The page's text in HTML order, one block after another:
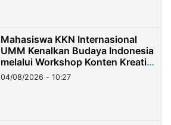
Mahasiswa KKN Internasional
UMM Kenalkan Budaya Indonesia
melalui Workshop Konten Kreatif
di Taiwan
04/08/2026 - 10:27